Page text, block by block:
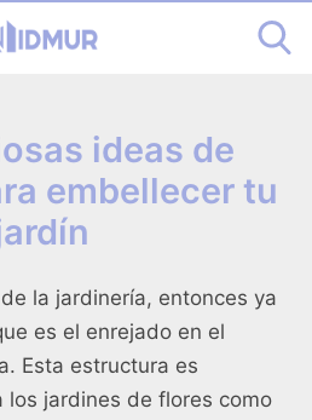
ideas de
embellecer tu
la jardinería, entonces ya
es el enrejado en el
Esta estructura es
jardines de flores como